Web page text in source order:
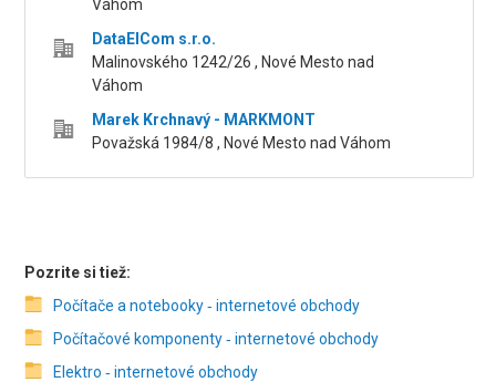
Váhom
DataElCom s.r.o.
Malinovského 1242/26 , Nové Mesto nad
Váhom
Marek Krchnavý - MARKMONT
Považská 1984/8 , Nové Mesto nad Váhom
Pozrite si tiež:
Počítače a notebooky ‑ internetové obchody
Počítačové komponenty ‑ internetové obchody
Elektro ‑ internetové obchody